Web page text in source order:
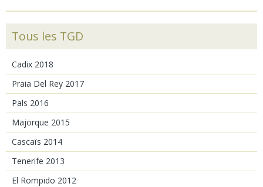
Tous les TGD
Cadix 2018
Praia Del Rey 2017
Pals 2016
Majorque 2015
Cascaïs 2014
Tenerife 2013
El Rompido 2012